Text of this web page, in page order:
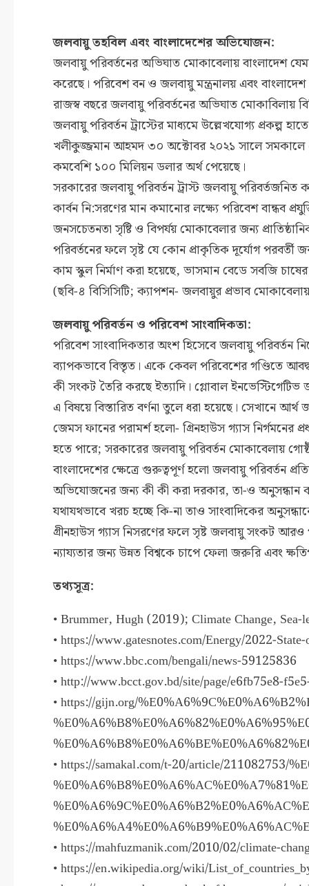
জলবায়ু তহবিল এবং বাংলাদেশের অভিযোজন:
জলবায়ু পরিবর্তনের অভিঘাত মোকাবেলায় বাংলাদেশ
করেছে। পরিবেশ বন ও জলবায়ু মন্ত্রনালয় এবং
রাজস্ব বছরে জলবায়ু পরিবর্তনের অভিঘাত মোকাবিলায়
জলবায়ু পরিবর্তন ট্রাস্টের মাধ্যমে উল্লেখযোগ্য প্রকল্প
খলীকুজ্জমান আহমদ ৩০ অক্টোবর ২০২১ সালে সমকালে
কমবেশি ১০০ মিলিয়ন ডলার অর্থ পেয়েছে।
সরকারের জলবায়ু পরিবর্তন ট্রাস্ট জলবায়ু
কার্বন নি:সরণের মান কমানোর লক্ষ্যে পরিবেশ বান্ধব
জনসচেতনতা সৃষ্টি ও বিপর্যয় মোকাবেলার জন্য
পরিবর্তনের ফলে সৃষ্ট যে কোন প্রাকৃতিক দূর্যোগ
কাম স্কুল নির্মাণ করা হয়েছে, ভাসমান বেডে সবজি
(ছবি-৪ বিসিসিটি; ক্যাপশন- জলবায়ুর প্রভাব
জলবায়ু পরিবর্তন ও পরিবেশ সাংবাদিকতা:
পরিবেশ সাংবাদিকতার অংশ হিসেবে জলবায়ু পরিবর্তন
ব্যাপকভাবে বিস্তৃত। একে কেবল পরিবেশের গণ্ডিতে
কী সংকট তৈরি করছে ইত্যাদি। গ্লোবাল
এ বিষয়ে বিস্তারিত বর্ণনা তুলে ধরা হয়েছে। সেখানে
জেমস ফানের পরামর্শ হলো- গ্রিনহাউস গ্যাস নির্গমনের
হতে পারে; সরকারের জলবায়ু পরিবর্তন মোকাবেলায়
বাংলাদেশের ক্ষেত্রে গুরুত্বপূর্ণ হলো জলবায়ু পরিবর্তন
অভিযোজনের জন্য কী কী করা দরকার, তা-ও অনুসন্ধান
যথাযথভাবে খরচ হচ্ছে কি-না তাও সাংবাদিকের
গ্রীনহাউস গ্যাস নিসরণের ফলে সৃষ্ট জলবায়ু সংকট
ন্যায্যতার জন্য উন্নত বিশ্বকে চাপে ফেলা জরুরি এবং
তথ্যসূত্র:
• Brummer, Hugh (2019); Climate Change,
• https://www.gatesnotes.com/Energy/2022-
• https://www.bbc.com/bengali/news-59125836
• http://www.bcct.gov.bd/site/page/e6fb75e8-
• https://gijn.org/
• https://samakal.com/t-20/article/
• https://mahfuzmanik.com/2010/02/climate-
• https://en.wikipedia.org/wiki/